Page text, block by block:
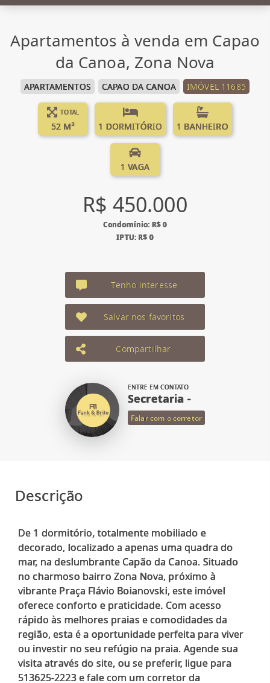
Apartamentos à venda em Capao
da Canoa, Zona Nova
APARTAMENTOS CAPAO DA CANOA IMÓVEL 11685
TOTAL
52 M² 1 DORMITÓRIO 1 BANHEIRO
1 VAGA
R$ 450.000
Condomínio: R$ 0
IPTU: R$ 0
Tenho interesse
Salvar nos favoritos
Compartilhar
ENTRE EM CONTATO
Secretaria -
Falar com o corretor
Descrição
De 1 dormitório, totalmente mobiliado e
decorado, localizado a apenas uma quadra do
mar, na deslumbrante Capão da Canoa. Situado
no charmoso bairro Zona Nova, próximo à
vibrante Praça Flávio Boianovski, este imóvel
oferece conforto e praticidade. Com acesso
rápido às melhores praias e comodidades da
região, esta é a oportunidade perfeita para viver
ou investir no seu refúgio na praia. Agende sua
visita através do site, ou se preferir, ligue para
513625-2223 e fale com um corretor da